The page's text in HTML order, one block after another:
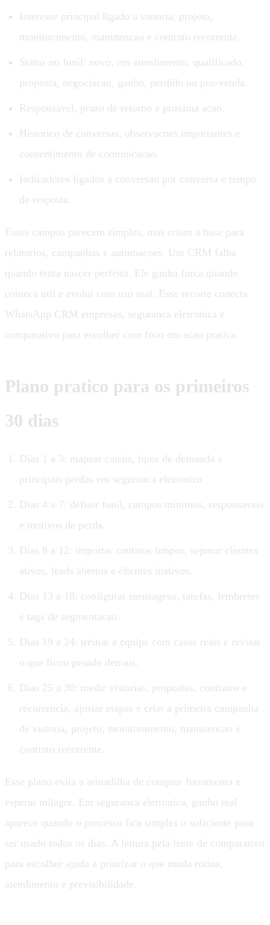
Interesse principal ligado a vistoria, projeto,
monitoramento, manutencao e contrato recorrente.
Status no funil: novo, em atendimento, qualificado,
proposta, negociacao, ganho, perdido ou pos-venda.
Responsavel, prazo de retorno e proxima acao.
Historico de conversas, observacoes importantes e
consentimento de comunicacao.
Indicadores ligados a conversao por conversa e tempo
de resposta.
Esses campos parecem simples, mas criam a base para
relatorios, campanhas e automacoes. Um CRM falha
quando tenta nascer perfeito. Ele ganha forca quando
comeca util e evolui com uso real. Esse recorte conecta
WhatsApp CRM empresas, seguranca eletronica e
comparativo para escolher com foco em acao pratica.
Plano pratico para os primeiros
30 dias
Dias 1 a 3: mapear canais, tipos de demanda e
principais perdas em seguranca eletronica.
Dias 4 a 7: definir funil, campos minimos, responsaveis
e motivos de perda.
Dias 8 a 12: importar contatos limpos, separar clientes
ativos, leads abertos e clientes inativos.
Dias 13 a 18: configurar mensagens, tarefas, lembretes
e tags de segmentacao.
Dias 19 a 24: treinar a equipe com casos reais e revisar
o que ficou pesado demais.
Dias 25 a 30: medir vistorias, propostas, contratos e
recorrencia, ajustar etapas e criar a primeira campanha
de vistoria, projeto, monitoramento, manutencao e
contrato recorrente.
Esse plano evita a armadilha de comprar ferramenta e
esperar milagre. Em seguranca eletronica, ganho real
aparece quando o processo fica simples o suficiente para
ser usado todos os dias. A leitura pela lente de comparativo
para escolher ajuda a priorizar o que muda rotina,
atendimento e previsibilidade.